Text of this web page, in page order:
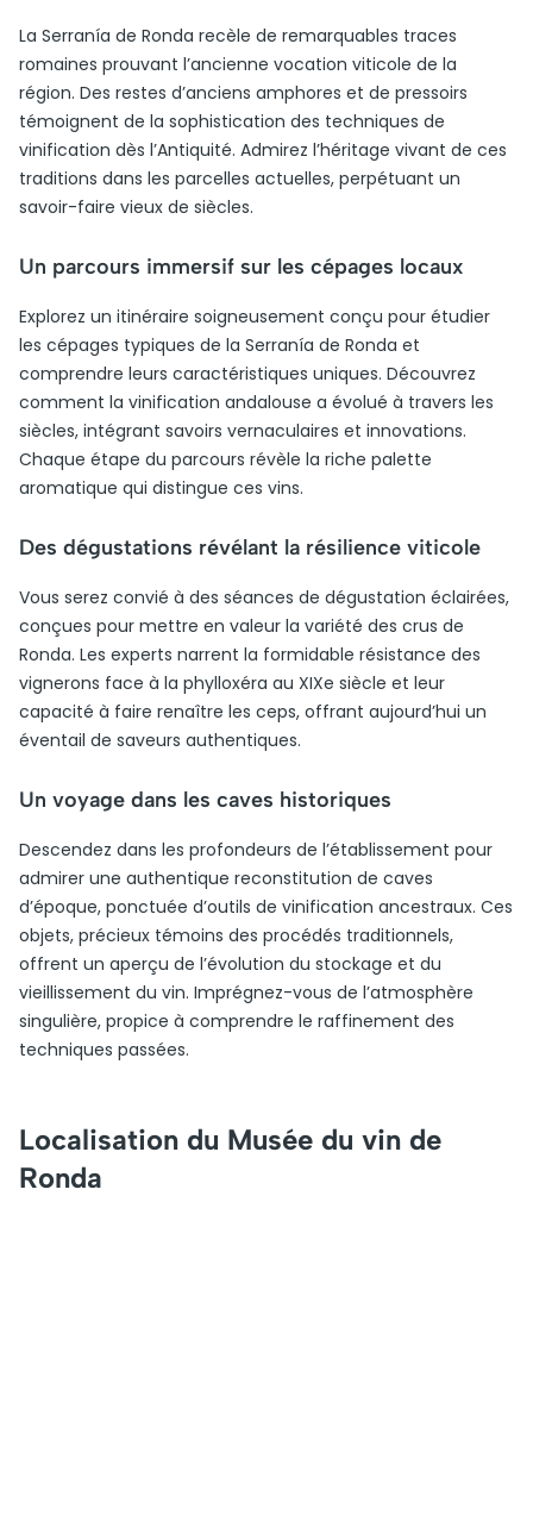
La Serranía de Ronda recèle de remarquables traces
romaines prouvant l’ancienne vocation viticole de la
région. Des restes d’anciens amphores et de pressoirs
témoignent de la sophistication des techniques de
vinification dès l’Antiquité. Admirez l’héritage vivant de ces
traditions dans les parcelles actuelles, perpétuant un
savoir-faire vieux de siècles.
Un parcours immersif sur les cépages locaux
Explorez un itinéraire soigneusement conçu pour étudier
les cépages typiques de la Serranía de Ronda et
comprendre leurs caractéristiques uniques. Découvrez
comment la vinification andalouse a évolué à travers les
siècles, intégrant savoirs vernaculaires et innovations.
Chaque étape du parcours révèle la riche palette
aromatique qui distingue ces vins.
Des dégustations révélant la résilience viticole
Vous serez convié à des séances de dégustation éclairées,
conçues pour mettre en valeur la variété des crus de
Ronda. Les experts narrent la formidable résistance des
vignerons face à la phylloxéra au XIXe siècle et leur
capacité à faire renaître les ceps, offrant aujourd’hui un
éventail de saveurs authentiques.
Un voyage dans les caves historiques
Descendez dans les profondeurs de l’établissement pour
admirer une authentique reconstitution de caves
d’époque, ponctuée d’outils de vinification ancestraux. Ces
objets, précieux témoins des procédés traditionnels,
offrent un aperçu de l’évolution du stockage et du
vieillissement du vin. Imprégnez-vous de l’atmosphère
singulière, propice à comprendre le raffinement des
techniques passées.
Localisation du Musée du vin de
Ronda